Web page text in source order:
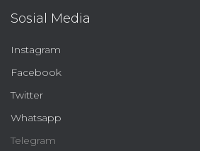
Sosial Media
Instagram
Facebook
Twitter
Whatsapp
Telegram